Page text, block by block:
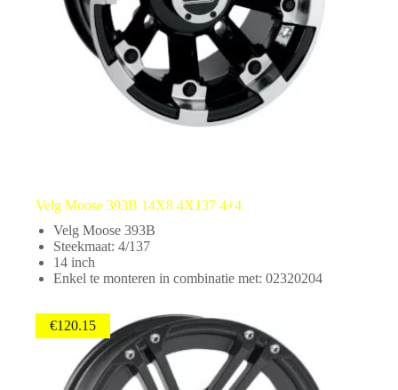
Velg Moose 393B 14X8 4X137 4+4
Velg Moose 393B
Steekmaat: 4/137
14 inch
Enkel te monteren in combinatie met: 02320204
€120.15